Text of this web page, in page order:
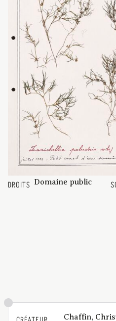
DROITS Domaine public
Chaffin,